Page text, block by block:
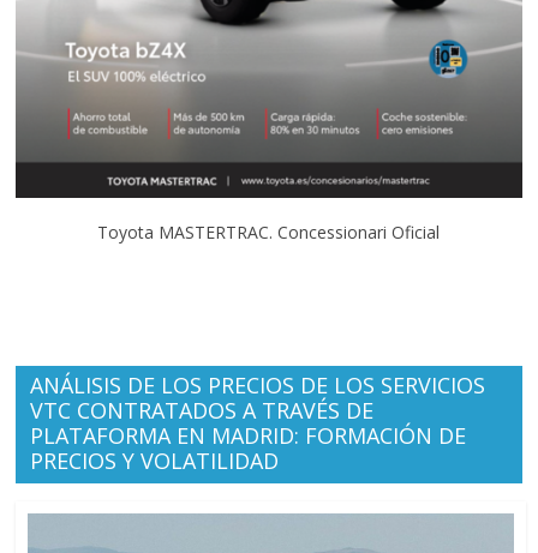
Toyota MASTERTRAC. Concessionari Oficial
ANÁLISIS DE LOS PRECIOS DE LOS SERVICIOS
VTC CONTRATADOS A TRAVÉS DE
PLATAFORMA EN MADRID: FORMACIÓN DE
PRECIOS Y VOLATILIDAD